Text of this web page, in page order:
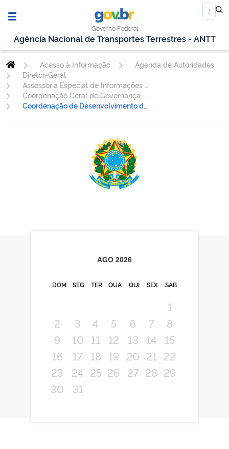
Governo Federal
Agência Nacional de Transportes Terrestres - ANTT
Acesso à Informação
Agenda de Autoridades
Diretor-Geral
Coordenação de Desenvolvimento de Soluções Gerenciais - CODES
AGO 2026
DOM SEG TER QUA QUI SEX SÁB
1
2
3 4 5 6 7
8
9
10 11 12 13 14
15
16
17 18 19 20 21
22
23
24 25 26 27 28 29
30
31